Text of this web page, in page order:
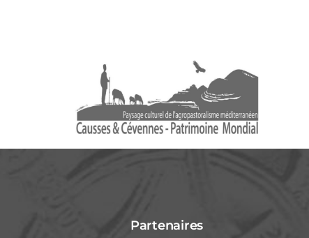
Partenaires